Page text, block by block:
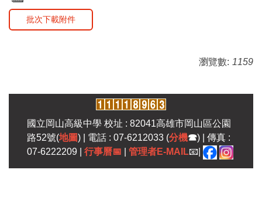
批次下載附件
瀏覽數: 1159
國立岡山高級中學 校址 : 82041高雄市岡山區公園
路52號(地圖) | 電話 : 07-6212033 (分機☎) | 傳真 :
07-6222209 | 行事曆📅 管理者E-MAIL📧|